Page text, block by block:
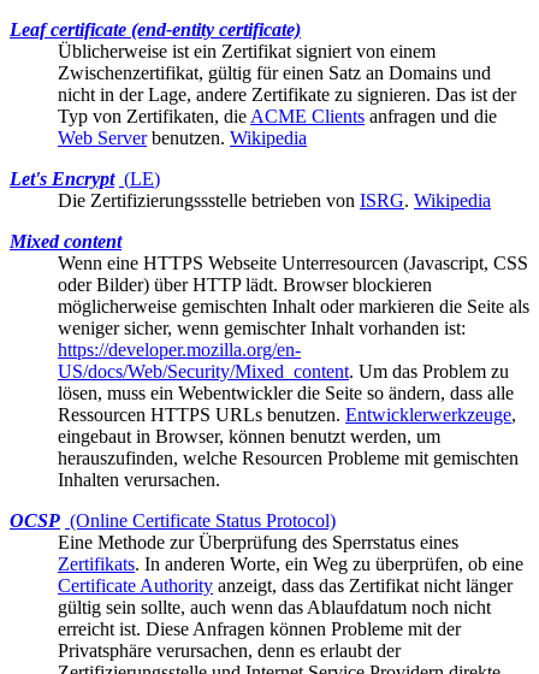
Leaf certificate (end-entity certificate)
Üblicherweise ist ein Zertifikat signiert von einem
Zwischenzertifikat, gültig für einen Satz an Domains und
nicht in der Lage, andere Zertifikate zu signieren. Das ist der
Typ von Zertifikaten, die ACME Clients anfragen und die
Web Serverbenutzen. Wikipedia
Let's Encrypt (LE)
Die Zertifizierungssstelle betrieben von ISRG. Wikipedia
Mixed content
Wenn eine HTTPS Webseite Unterresourcen (Javascript, CSS
oder Bilder) über HTTP lädt. Browserblockieren
möglicherweise gemischten Inhalt oder markieren die Seite als
weniger sicher, wenn gemischter Inhalt vorhanden ist:
https://developer.mozilla.org/en-
US/docs/Web/Security/Mixed_content. Um das Problem zu
lösen, muss ein Webentwickler die Seite so ändern, dass alle
Ressourcen HTTPS URLs benutzen. Entwicklerwerkzeuge,
eingebaut in Browser, können benutzt werden, um
herauszufinden, welche Resourcen Probleme mit gemischten
Inhalten verursachen.
OCSP (Online Certificate Status Protocol)
Eine Methode zur Überprüfung des Sperrstatus eines
Zertifikats. In anderen Worte, ein Weg zu überprüfen, ob eine
Certificate Authority anzeigt, dass das Zertifikat nicht länger
gültig sein sollte, auch wenn das Ablaufdatum noch nicht
erreicht ist. Diese Anfragen können Probleme mit der
Privatsphäre verursachen, denn es erlaubt der